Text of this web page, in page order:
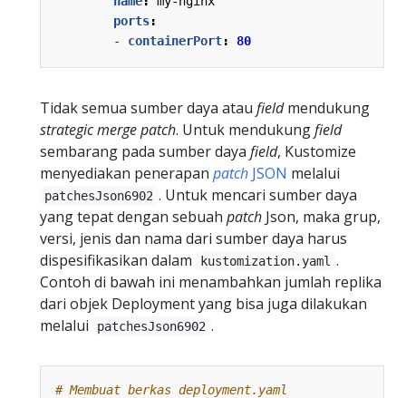
ports:
- containerPort: 80
Tidak semua sumber daya atau fieldmendukung
strategic merge patch. Untuk mendukungfield
sembarang pada sumber daya field, Kustomize
menyediakan penerapan patch JSON melalui
patchesJson6902 . Untuk mencari sumber daya
yang tepat dengan sebuah patch Json, maka grup,
versi, jenis dan nama dari sumber daya harus
dispesifikasikan dalam
kustomization.yaml .
Contoh di bawah ini menambahkan jumlah replika
dari objek Deployment yang bisa juga dilakukan
melalui
patchesJson6902 .
# Membuat berkas deployment.yaml